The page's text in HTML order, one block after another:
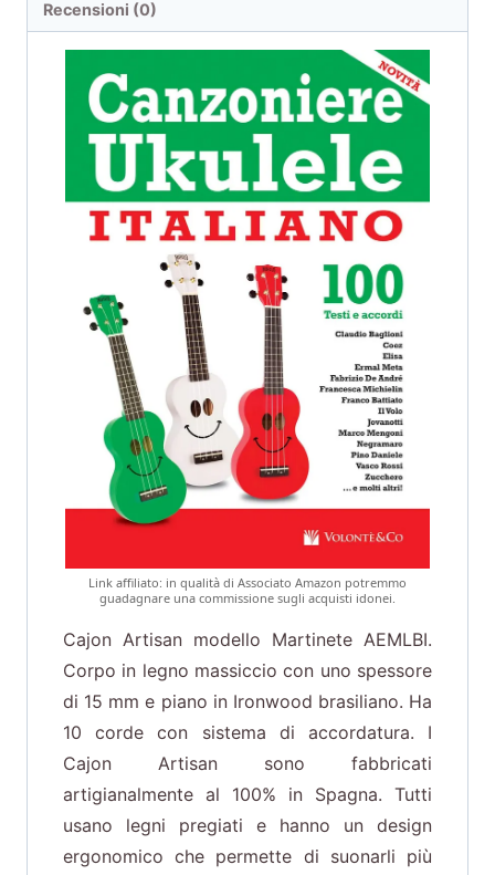
Recensioni (0)
Link affiliato: in qualità di Associato Amazon potremmo
guadagnare una commissione sugli acquisti idonei.
Cajon Artisan modello Martinete AEMLBI.
Corpo in legno massiccio con uno spessore
di 15 mm e piano in Ironwood brasiliano. Ha
10 corde con sistema di accordatura. I
Cajon Artisan sono fabbricati
artigianalmente al 100% in Spagna. Tutti
usano legni pregiati e hanno un design
ergonomico che permette di suonarli più